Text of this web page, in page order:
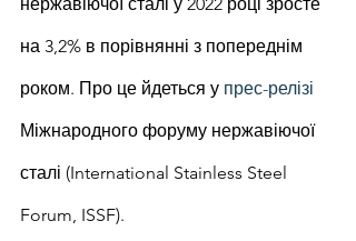
на 3,2% в порівнянні з попереднім
роком. Про це йдеться у прес-релізі
Міжнародного форуму нержавіючої
сталі (International Stainless Steel
Forum, ISSF).